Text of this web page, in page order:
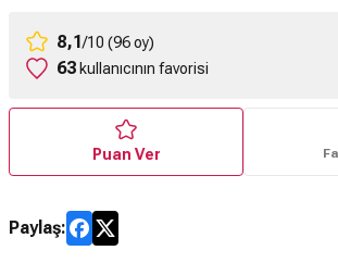
8,1/10 (96 oy)
63 kullanıcının favorisi
Puan Ver
Paylaş: